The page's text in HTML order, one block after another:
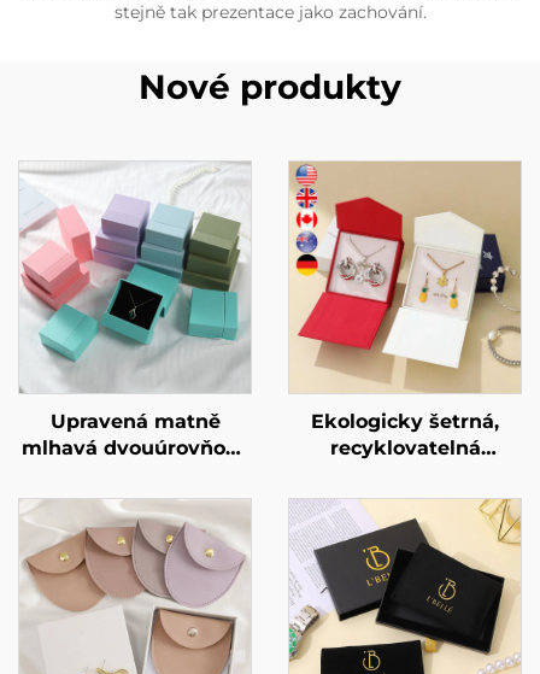
stejně tak prezentace jako zachování.
Nové produkty
Upravená matně
mlhavá dvouúrovňová
krabička s
geometrickým
designem z lepenky
pro exkluzivní značku
šperků – avantgardní
identitní krabička.
Ekologicky šetrná,
recyklovatelná
a náhrdelníky, malé
minimální množství
objednávky (MOQ),
minimalistická
lepenková krabička na
šperky pro dárkové i
prodejní účely,